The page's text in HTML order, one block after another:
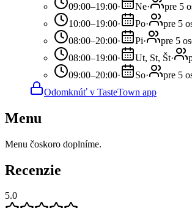
09:00–19:00· Ne·
pre 5
10:00–19:00· Po·
pre 5
08:00–20:00· Pi·
pre 5
08:00–19:00· Ut, St, Št·
09:00–20:00· So·
pre 5
Odomknúť v TasteTown app
Menu
Menu čoskoro doplníme.
Recenzie
5.0